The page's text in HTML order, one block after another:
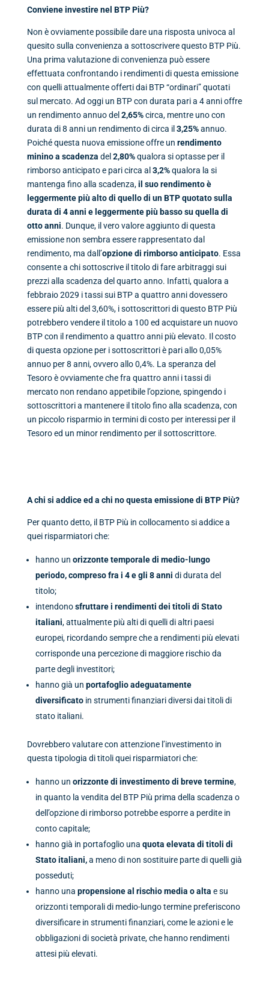
Conviene investire nel BTP Più?
Non è ovviamente possibile dare una risposta univoca al
quesito sulla convenienza a sottoscrivere questo BTP Più.
Una prima valutazione di convenienza può essere
effettuata confrontando i rendimenti di questa emissione
con quelli attualmente offerti dai BTP “ordinari” quotati
sul mercato. Ad oggi un BTP con durata pari a 4 anni offre
un rendimento annuo del 2,65%circa, mentre uno con
durata di 8 anni un rendimento di circa il 3,25%annuo.
Poiché questa nuova emissione offre un rendimento
minino a scadenza del 2,80%qualora si optasse per il
rimborso anticipato e pari circa al 3,2%qualora la si
mantenga fino alla scadenza,il suo rendimento è
leggermente più alto di quello di un BTP quotato sulla
durata di 4 anni e leggermente più basso su quella di
otto anni. Dunque, il vero valore aggiunto di questa
emissione non sembra essere rappresentato dal
rendimento, ma dall’opzione di rimborso anticipato. Essa
consente a chi sottoscrive il titolo di fare arbitraggi sui
prezzi alla scadenza del quarto anno. Infatti, qualora a
febbraio 2029 i tassi sui BTP a quattro anni dovessero
essere più alti del 3,60%, i sottoscrittori di questo BTP Più
potrebbero vendere il titolo a 100 ed acquistare un nuovo
BTP con il rendimento a quattro anni più elevato. Il costo
di questa opzione per i sottoscrittori è pari allo 0,05%
annuo per 8 anni, ovvero allo 0,4%. La speranza del
Tesoro è ovviamente che fra quattro anni i tassi di
mercato non rendano appetibile l’opzione, spingendo i
sottoscrittori a mantenere il titolo fino alla scadenza, con
un piccolo risparmio in termini di costo per interessi per il
Tesoro ed un minor rendimento per il sottoscrittore.
A chi si addice ed a chi no questa emissione di BTP Più?
Per quanto detto, il BTP Più in collocamento si addice a
quei risparmiatori che:
hanno un orizzonte temporale di medio-lungo
periodo, compreso fra i 4 e gli 8 anni di durata del
titolo;
intendonosfruttare i rendimenti dei titoli di Stato
italiani, attualmente più alti di quelli di altri paesi
europei, ricordando sempre che a rendimenti più elevati
corrisponde una percezione di maggiore rischio da
parte degli investitori;
hanno già un portafoglio adeguatamente
diversificato in strumenti finanziari diversi dai titoli di
stato italiani.
Dovrebbero valutare con attenzione l’investimento in
questa tipologia di titoli quei risparmiatori che:
hanno un orizzonte di investimento di breve termine,
in quanto la vendita del BTP Più prima della scadenza o
dell’opzione di rimborso potrebbe esporre a perdite in
conto capitale;
hanno già in portafoglio una quota elevata di titoli di
Stato italiani,a meno di non sostituire parte di quelli già
posseduti;
hanno una propensione al rischio media o alta e su
orizzonti temporali di medio-lungo termine preferiscono
diversificare in strumenti finanziari, come le azioni e le
obbligazioni di società private, che hanno rendimenti
attesi più elevati.